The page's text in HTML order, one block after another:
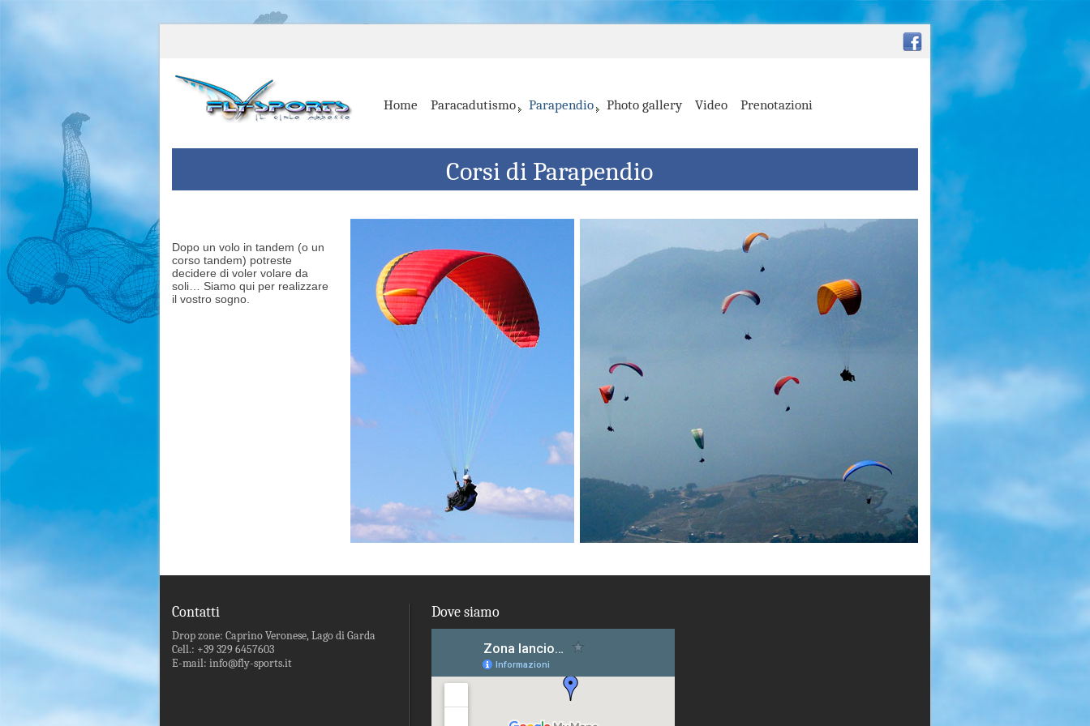
Home Paracadutismo Parapendio Photo gallery Video Prenotazioni
Corsi di Parapendio
Dopo un volo in tandem (o un
corso tandem) potreste
decidere di voler volare da
soli… Siamo qui per realizzare
il vostro sogno.
Contatti
Drop zone: Caprino Veronese, Lago di Garda
Cell.: +39 329 6457603
E-mail: info@fly-sports.it
Dove siamo